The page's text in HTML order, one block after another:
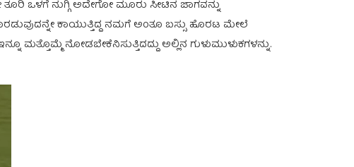
ಒಳಗೆ ನುಗ್ಗಿ ಅದೇಗೋ ಮೂರು ಸೀಟಿನ ಜಾಗವನ್ನು
ಕಾಯುತ್ತಿದ್ದ ನಮಗೆ ಅಂತೂ ಬಸ್ಸು ಹೊರಟ ಮೇಲೆ
ಮತ್ತೊಮ್ಮೆ ನೋಡಬೇಕೆನಿಸುತ್ತಿದದ್ದು ಅಲ್ಲಿನ ಗುಳುಮುಳುಕಗಳನ್ನು.